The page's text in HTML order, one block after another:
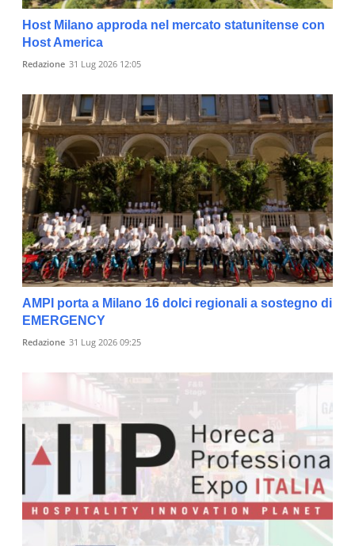
Host Milano approda nel mercato statunitense con
Host America
Redazione 31 Lug 2026 12:05
AMPI porta a Milano 16 dolci regionali a sostegno di
EMERGENCY
Redazione 31 Lug 2026 09:25